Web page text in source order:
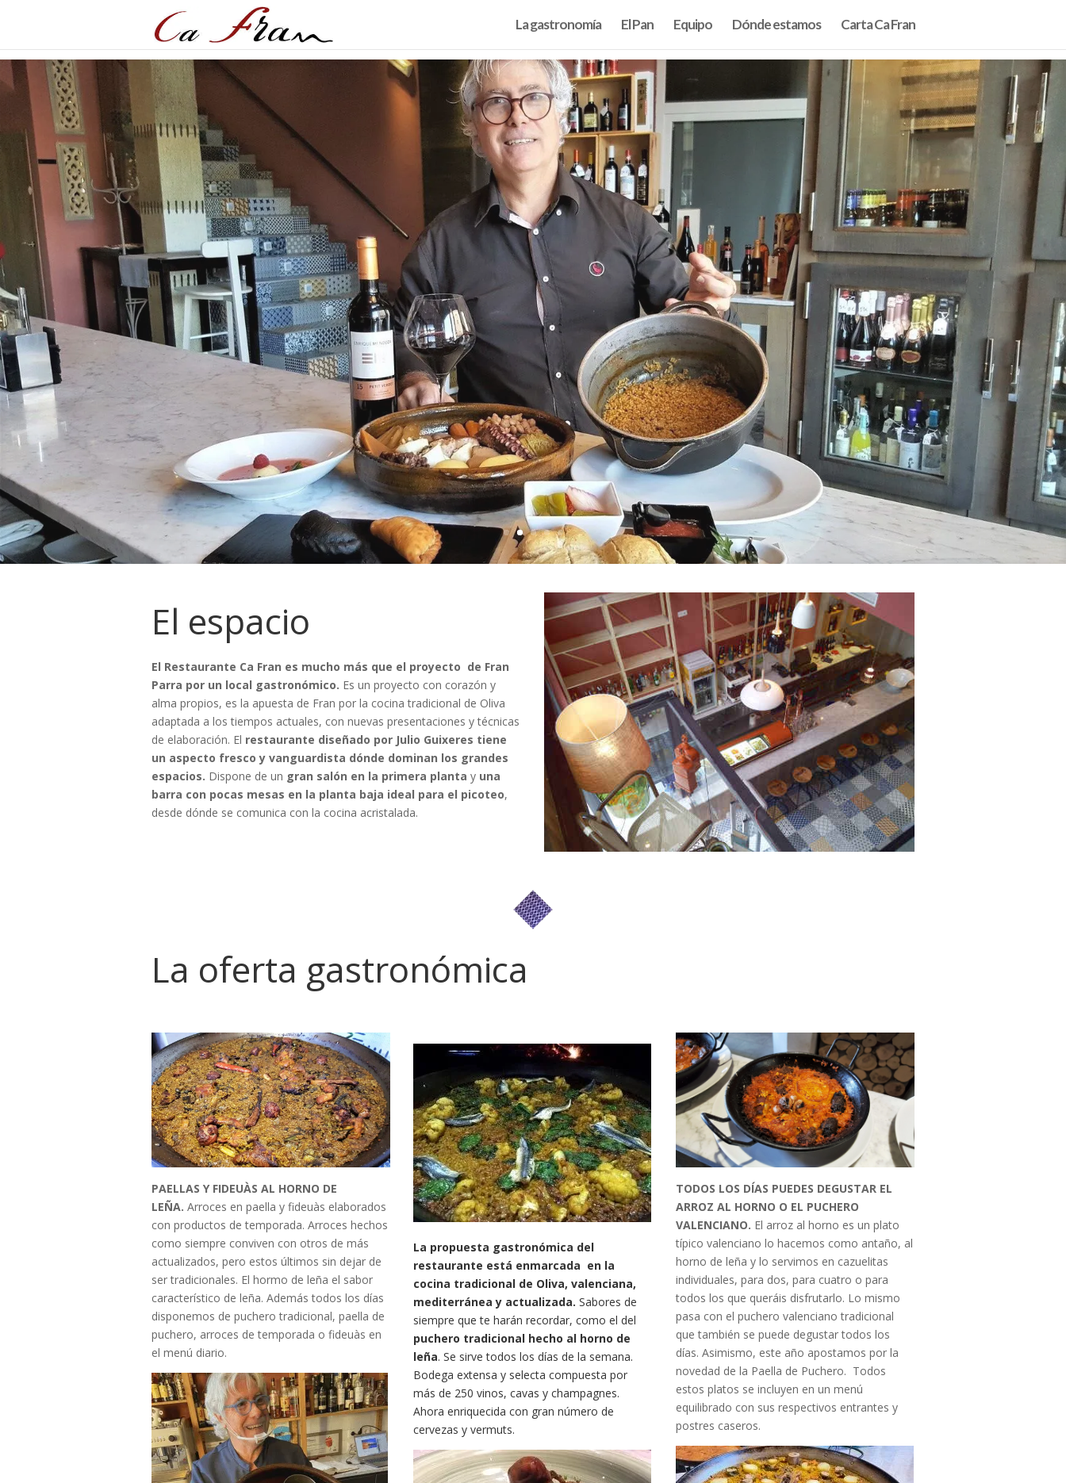
La gastronomía El Pan Equipo Dónde estamos Carta Ca Fran
El espacio
El Restaurante Ca Fran es mucho más que el proyecto de Fran
Parra por un local gastronómico. Es un proyecto con corazón y
alma propios, es la apuesta de Fran por la cocina tradicional de Oliva
adaptada a los tiempos actuales, con nuevas presentaciones y técnicas
de elaboración. El restaurante diseñado por Julio Guixeres tiene
un aspecto fresco y vanguardista dónde dominan los grandes
espacios. Dispone de un gran salón en la primera planta y una
barra con pocas mesas en la planta baja ideal para el picoteo,
desde dónde se comunica con la cocina acristalada.
La oferta gastronómica
PAELLAS Y FIDEUÀS AL HORNO DE
LEÑA. Arroces en paella y fideuàs elaborados
con productos de temporada. Arroces hechos
como siempre conviven con otros de más
actualizados, pero estos últimos sin dejar de
ser tradicionales. El hormo de leña el sabor
característico de leña. Además todos los días
disponemos de puchero tradicional, paella de
puchero, arroces de temporada o fideuàs en
el menú diario.
La propuesta gastronómica del
restaurante está enmarcada en la
cocina tradicional de Oliva, valenciana,
mediterránea y actualizada. Sabores de
siempre que te harán recordar, como el del
puchero tradicional hecho al horno de
leña. Se sirve todos los días de la semana.
Bodega extensa y selecta compuesta por
más de 250 vinos, cavas y champagnes.
Ahora enriquecida con gran número de
cervezas y vermuts.
TODOS LOS DÍAS PUEDES DEGUSTAR EL
ARROZ AL HORNO O EL PUCHERO
VALENCIANO. El arroz al horno es un plato
típico valenciano lo hacemos como antaño, al
horno de leña y lo servimos en cazuelitas
individuales, para dos, para cuatro o para
todos los que queráis disfrutarlo. Lo mismo
pasa con el puchero valenciano tradicional
que también se puede degustar todos los
días. Asimismo, este año apostamos por la
novedad de la Paella de Puchero. Todos
estos platos se incluyen en un menú
equilibrado con sus respectivos entrantes y
postres caseros.